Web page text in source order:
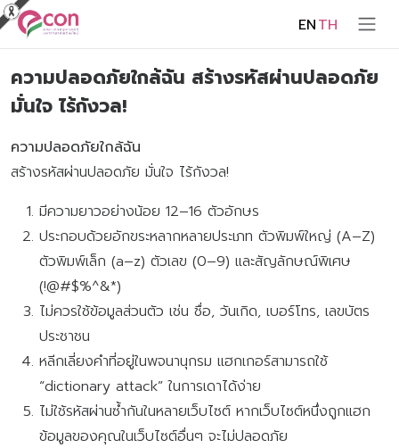
ENTH
ความปลอดภัยใกล้ฉัน สร้างรหัสผ่านปลอดภัย
มั่นใจ ไร้กังวล!
ความปลอดภัยใกล้ฉัน
สร้างรหัสผ่านปลอดภัย มั่นใจ ไร้กังวล!
มีความยาวอย่างน้อย 12–16 ตัวอักษร
ประกอบด้วยอักขระหลากหลายประเภท ตัวพิมพ์ใหญ่ (A–Z)
ตัวพิมพ์เล็ก (a–z) ตัวเลข (0–9) และสัญลักษณ์พิเศษ
(!@#$%^&*)
ไม่ควรใช้ข้อมูลส่วนตัว เช่น ชื่อ, วันเกิด, เบอร์โทร, เลขบัตร
ประชาชน
หลีกเลี่ยงคำที่อยู่ในพจนานุกรม แฮกเกอร์สามารถใช้
“dictionary attack” ในการเดาได้ง่าย
ไม่ใช้รหัสผ่านซ้ำกันในหลายเว็บไซต์ หากเว็บไซต์หนึ่งถูกแฮก
ข้อมูลของคุณในเว็บไซต์อื่นๆ จะไม่ปลอดภัย